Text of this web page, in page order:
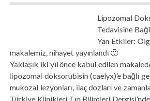
Lipozomal
Tedavisine
Yan Etkiler:
makalemiz, nihayet yayınlandı 🙂
Yaklaşık iki yıl önce kabul edilen
lipozomal doksorubisin (caelyx)’e bağlı
mukozal lezyonları, ilaç dozları ve
Türkiye Klinikleri Tıp Bilimleri Dergisi’nde